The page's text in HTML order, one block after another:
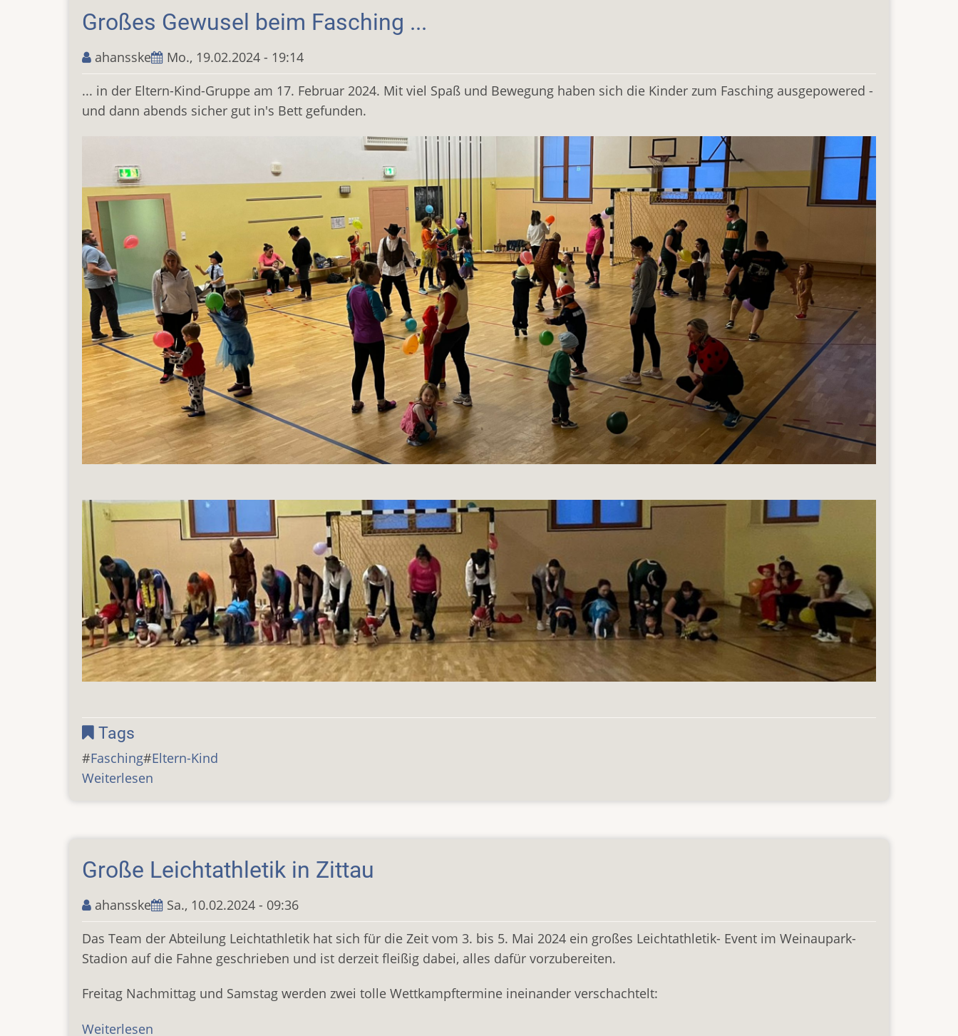
Frühlingswetter
Großes Gewusel beim Fasching ...
ahansske
Mo., 19.02.2024 - 19:14
... in der Eltern-Kind-Gruppe am 17. Februar 2024. Mit viel Spaß und Bewegung haben sich die Kinder zum Fasching ausgepowered -
und dann abends sicher gut in's Bett gefunden.
Tags
Fasching Eltern-Kind
Weiterlesen
beim
Fasching
...
Große Leichtathletik in Zittau
ahansske
Sa., 10.02.2024 - 09:36
Das Team der Abteilung Leichtathletik hat sich für die Zeit vom 3. bis 5. Mai 2024 ein großes Leichtathletik- Event im Weinaupark-
Stadion auf die Fahne geschrieben und ist derzeit fleißig dabei, alles dafür vorzubereiten.
Freitag Nachmittag und Samstag werden zwei tolle Wettkampftermine ineinander verschachtelt:
Weiterlesen